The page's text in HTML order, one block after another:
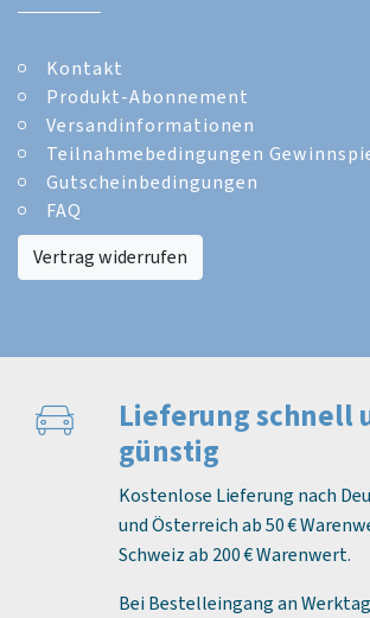
Kontakt
Produkt-Abonnement
Versandinformationen
Teilnahmebedingungen
Gutscheinbedingungen
FAQ
Vertrag widerrufen
Lieferung schnell
günstig
Kostenlose Lieferung nach
und Österreich ab 50 €
Schweiz ab 200 € Warenwert.
Bei Bestelleingang an